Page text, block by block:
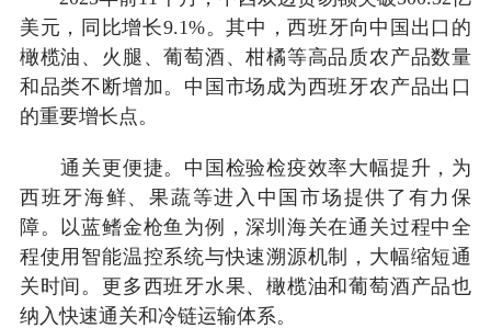
美元，同比增长9.1%。其中，西班牙向中国出口的
橄榄油、火腿、葡萄酒、柑橘等高品质农产品数量
和品类不断增加。中国市场成为西班牙农产品出口
的重要增长点。
通关更便捷。中国检验检疫效率大幅提升，为
西班牙海鲜、果蔬等进入中国市场提供了有力保
障。以蓝鳍金枪鱼为例，深圳海关在通关过程中全
程使用智能温控系统与快速溯源机制，大幅缩短通
关时间。更多西班牙水果、橄榄油和葡萄酒产品也
纳入快速通关和冷链运输体系。